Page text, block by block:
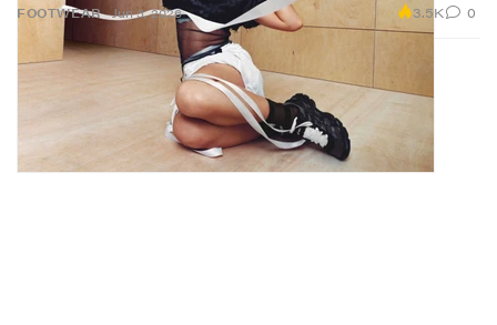
FOOTWEAR Jun 3, 2026 3.5K 0